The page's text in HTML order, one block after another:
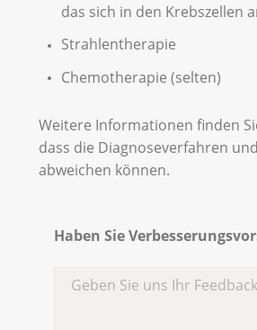
das sich in den Krebszellen
Strahlentherapie
Chemotherapie (selten)
Weitere Informationen finden
dass die Diagnoseverfahren
abweichen können.
Haben Sie